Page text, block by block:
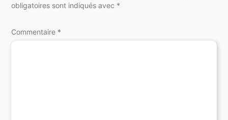
obligatoires sont indiqués avec *
Commentaire *